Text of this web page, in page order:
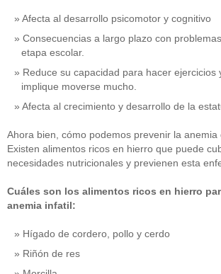
Afecta al desarrollo psicomotor y cognitivo
Consecuencias a largo plazo con
etapa escolar.
Reduce su capacidad para hacer ejercicios
implique moverse mucho.
Afecta al crecimiento y desarrollo de la
Ahora bien, cómo podemos prevenir la anemia
Existen alimentos ricos en hierro que puede
necesidades nutricionales y previenen esta
Cuáles son los alimentos ricos en hierro
anemia infatil:
Hígado de cordero, pollo y cerdo
Riñón de res